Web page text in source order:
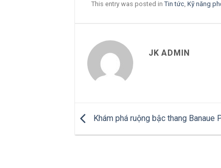
This entry was posted in Tin tức, Kỹ năng
JK ADMIN
Khám phá ruộng bậc thang Banaue